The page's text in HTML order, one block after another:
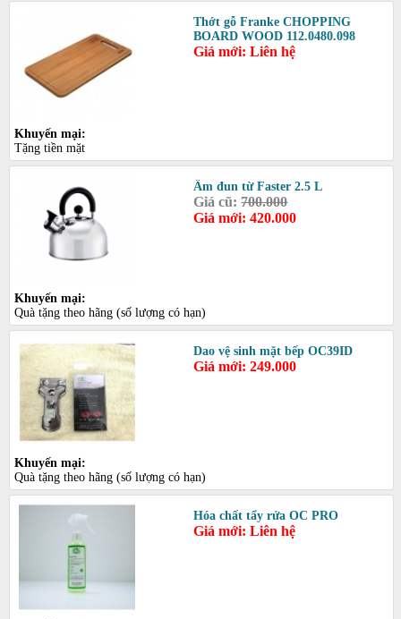
Thớt gỗ Franke CHOPPING
BOARD WOOD 112.0480.098
Giá mới: Liên hệ
Khuyến mại:
Tặng tiền mặt
Ấm đun từ Faster 2.5 L
Giá cũ:700.000
Giá mới: 420.000
Khuyến mại:
Quà tặng theo hãng (số lượng có hạn)
Dao vệ sinh mặt bếp OC39ID
Giá mới: 249.000
Khuyến mại:
Quà tặng theo hãng (số lượng có hạn)
Hóa chất tẩy rửa OC PRO
Giá mới: Liên hệ